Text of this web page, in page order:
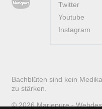
Twitter
Youtube
Instagram
Bachblüten sind kein
zu stärken.
© 2026 Mariepure -